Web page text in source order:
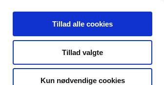
Tillad alle cookies
Tillad valgte
Kun nødvendige cookies
Særlige
produktområder